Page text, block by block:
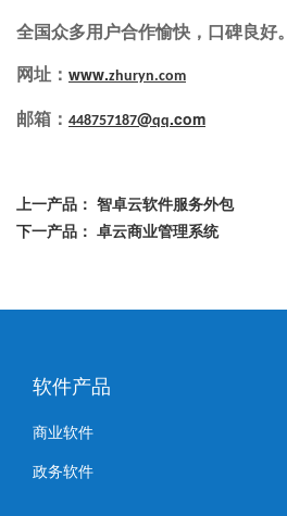
全国众多用户合作愉快，口碑良好。
网址： www.zhuryn.com
邮箱： 448757187@qq.com
上一产品： 智卓云软件服务外包
下一产品： 卓云商业管理系统
软件产品
商业软件
政务软件